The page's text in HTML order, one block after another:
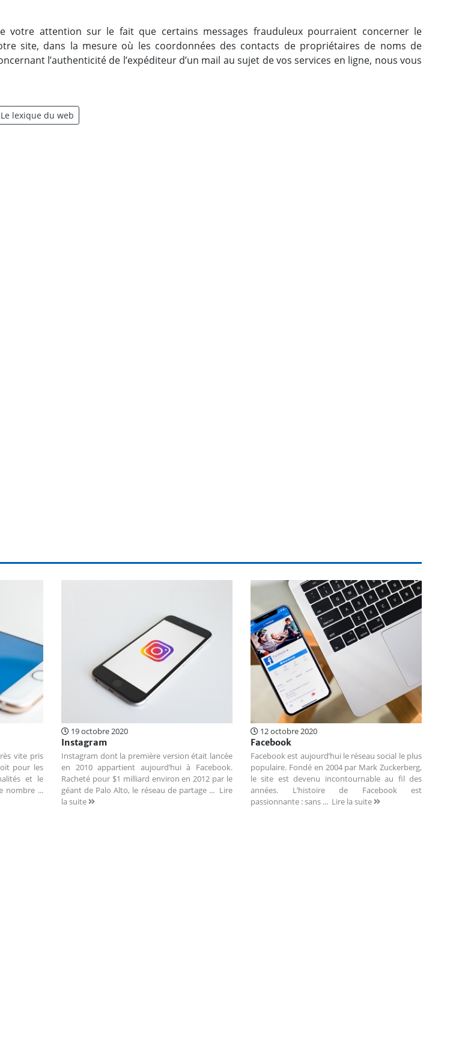
votre attention sur le fait que certains messages frauduleux pourraient concerner le
site, dans la mesure où les coordonnées des contacts de propriétaires de noms de
l’authenticité de l’expéditeur d’un mail au sujet de vos services en ligne, nous vous
Le lexique du web
vite pris
pour les
et le
nombre ...
19 octobre 2020
Instagram
Instagram dont la première version était lancée
en 2010 appartient aujourd’hui à Facebook.
Racheté pour $1 milliard environ en 2012 par le
géant de Palo Alto, le réseau de partage ... Lire
la suite
12 octobre 2020
Facebook
Facebook est aujourd’hui le réseau social le plus
populaire. Fondé en 2004 par Mark Zuckerberg,
le site est devenu incontournable au fil des
années. L’histoire de Facebook est
passionnante : sans ... Lire la suite